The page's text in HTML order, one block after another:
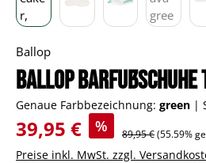
Ballop
Ballop Barfußschuhe
Genaue Farbbezeichnung: green |
Verkaufspreis:
39,95 € % Regulärer Preis:
89,95 €(55.59%
Preise inkl. MwSt. zzgl.